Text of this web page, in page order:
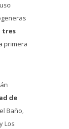
tres
primera
de
Baño,
Los